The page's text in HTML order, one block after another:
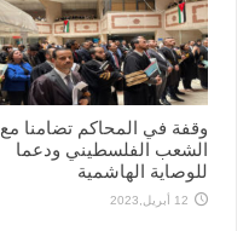
وقفة في المحاكم تضامنا مع
الشعب الفلسطيني ودعما
للوصاية الهاشمية
12 أبريل,2023